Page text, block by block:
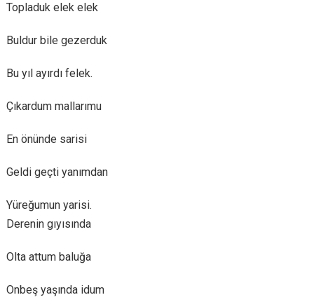
Topladuk elek elek
Buldur bile gezerduk
Bu yıl ayırdı felek.
Çıkardum mallarımu
En önünde sarisi
Geldi geçti yanımdan
Yüreğumun yarisi.
Derenin gıyısında
Olta attum baluğa
Onbeş yaşında idum